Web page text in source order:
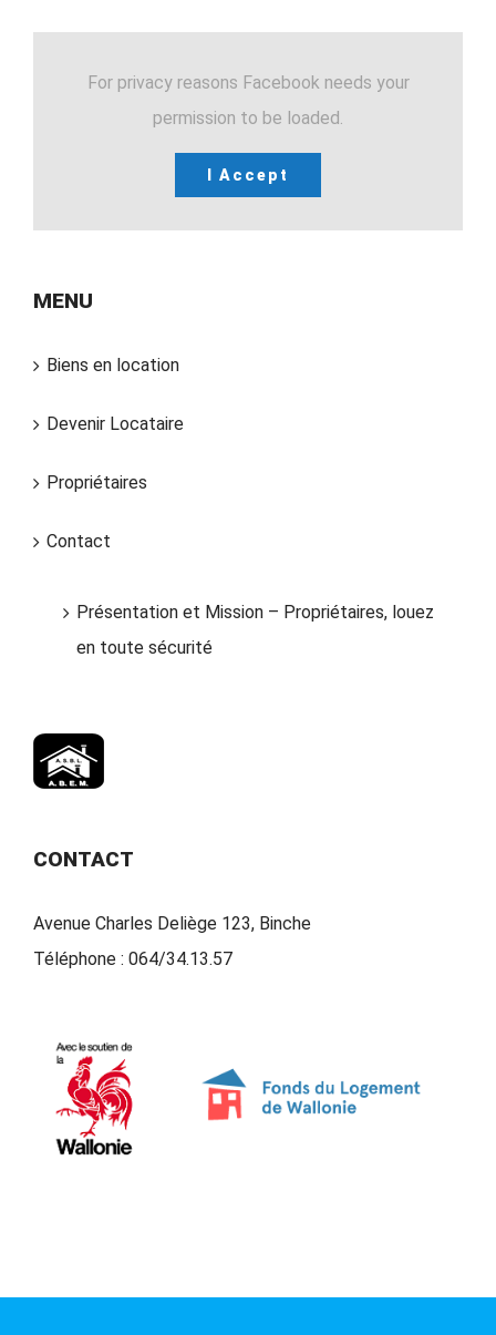
For privacy reasons Facebook needs your
permission to be loaded.
I Accept
MENU
Biens en location
Devenir Locataire
Propriétaires
Contact
Présentation et Mission – Propriétaires, louez
en toute sécurité
CONTACT
Avenue Charles Deliège 123, Binche
Téléphone : 064/34.13.57